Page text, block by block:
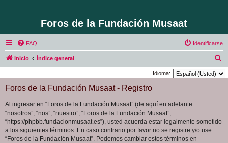
Foros de la Fundación Musaat
FAQ Identificarse
Inicio Índice general
u
Idioma:
Foros de la Fundación Musaat - Registro
Al ingresar en “Foros de la Fundación Musaat” (de aquí en adelante
“nosotros”, “nos”, “nuestro”, “Foros de la Fundación Musaat”,
“https://phpbb.fundacionmusaat.es”), usted acuerda estar legalmente sometido
a los siguientes términos. En caso contrario por favor no se registre y/o use
“Foros de la Fundación Musaat”. Podemos cambiar estos términos en